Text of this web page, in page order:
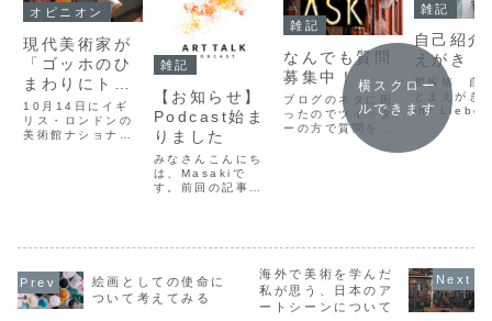
オピニオン
現代美術家が
「ゴッホのひ
まわりにトマ
トスープがか
けられた事
件」について
10月14日にイギ
リス・ロンドンの
美術館ナショナル
ているし、
多くの議論がなさ
れています。日本
だけでないけれ...
雑記
【お知らせ】
Podcast始ま
りました
みなさんこんにち
は、Masakiで
す。前回の記事で
Podcastを始める
ことになりまし
た。番組名は
雑記
なんでも質問
募集中！
ブログのネタに困
ったのでツイッタ
ーの方で質問を募
集しています！留
学のことや美術の
匿名ですので、い
くつでも何回でも
質問してくださ
い...
雑記
自己紹介
えがき
初投稿 自
とまえがき
ihr
めまして
です。日本
でまず芸術
画家として
横スクロー
ルできます
絵画としての使命に
ついて考えてみる
海外で美術を学んだ
私が思う、日本のア
ートシーンについて